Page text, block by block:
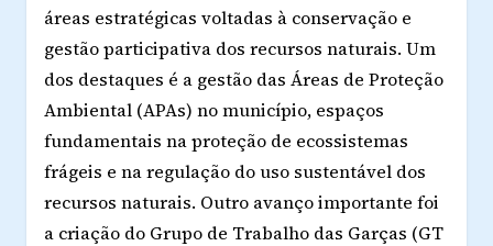
áreas estratégicas voltadas à conservação e
gestão participativa dos recursos naturais. Um
dos destaques é a gestão das Áreas de Proteção
Ambiental (APAs) no município, espaços
fundamentais na proteção de ecossistemas
frágeis e na regulação do uso sustentável dos
recursos naturais. Outro avanço importante foi
a criação do Grupo de Trabalho das Garças (GT